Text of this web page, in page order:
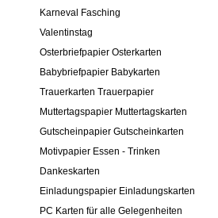
Karneval Fasching
Valentinstag
Osterbriefpapier Osterkarten
Babybriefpapier Babykarten
Trauerkarten Trauerpapier
Muttertagspapier Muttertagskarten
Gutscheinpapier Gutscheinkarten
Motivpapier Essen - Trinken
Dankeskarten
Einladungspapier Einladungskarten
PC Karten für alle Gelegenheiten